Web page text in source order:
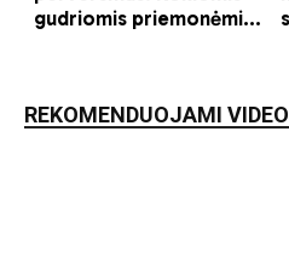
REKOMENDUOJAMI VIDEO